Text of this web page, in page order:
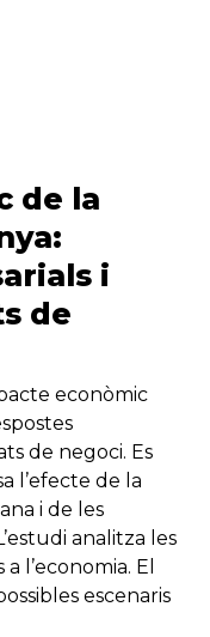
de la
i
de
econòmic
de negoci. Es
l’efecte de la
i de les
analitza les
l’economia. El
escenaris